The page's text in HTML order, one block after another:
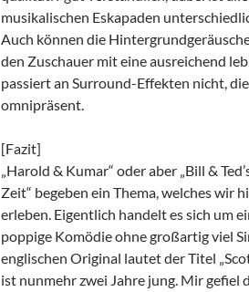
musikalischen Eskapaden
Auch können die
den Zuschauer mit eine ausreichend
passiert an Surround-Effekten nicht,
omnipräsent.
[Fazit]
„Harold & Kumar“ oder aber „Bill &
Zeit“ begeben ein Thema, welches wir
erleben. Eigentlich handelt es sich um
poppige Komödie ohne großartig viel
englischen Original lautet der Titel
ist nunmehr zwei Jahre jung. Mir gefiel